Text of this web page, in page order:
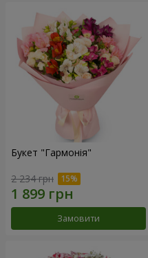
Букет "Гармонія"
2 234 грн
Замовити